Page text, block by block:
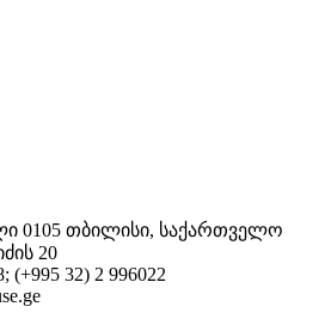
0105 თბილისი, საქართველო
20
(+995 32) 2 996022